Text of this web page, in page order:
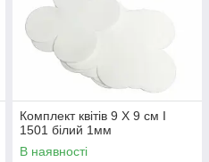
Комплект квітів 9 Х 9 см I
1501 білий 1мм
В наявності